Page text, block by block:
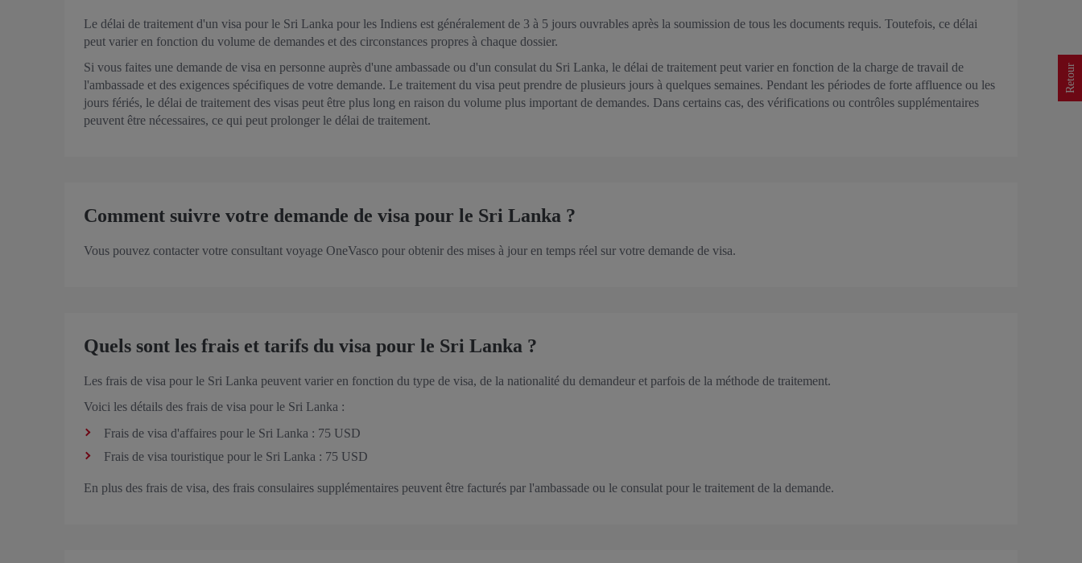
Retour
Le délai de traitement d'un visa pour le Sri Lanka pour les Indiens est généralement de 3 à 5 jours ouvrables après la soumission de tous les documents requis. Toutefois, ce délai
peut varier en fonction du volume de demandes et des circonstances propres à chaque dossier.
Si vous faites une demande de visa en personne auprès d'une ambassade ou d'un consulat du Sri Lanka, le délai de traitement peut varier en fonction de la charge de travail de
l'ambassade et des exigences spécifiques de votre demande. Le traitement du visa peut prendre de plusieurs jours à quelques semaines. Pendant les périodes de forte affluence ou les
jours fériés, le délai de traitement des visas peut être plus long en raison du volume plus important de demandes. Dans certains cas, des vérifications ou contrôles supplémentaires
peuvent être nécessaires, ce qui peut prolonger le délai de traitement.
Comment suivre votre demande de visa pour le Sri Lanka ?
Vous pouvez contacter votre consultant voyage OneVasco pour obtenir des mises à jour en temps réel sur votre demande de visa.
Quels sont les frais et tarifs du visa pour le Sri Lanka ?
Les frais de visa pour le Sri Lanka peuvent varier en fonction du type de visa, de la nationalité du demandeur et parfois de la méthode de traitement.
Voici les détails des frais de visa pour le Sri Lanka :
Frais de visa d'affaires pour le Sri Lanka : 75 USD
Frais de visa touristique pour le Sri Lanka : 75 USD
En plus des frais de visa, des frais consulaires supplémentaires peuvent être facturés par l'ambassade ou le consulat pour le traitement de la demande.